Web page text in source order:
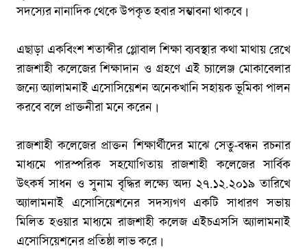
সদস্যের নানাদিক থেকে উপকৃত হবার সম্ভাবনা থাকবে।
এছাড়া একবিংশ শতাব্দীর গ্লোবাল শিক্ষা ব্যবস্থার কথা মাথায় রেখে
রাজশাহী কলেজের শিক্ষাদান ও গ্রহণে এই চ্যালেঞ্জ মোকাবেলার
জন্যে অ্যালামনাই এসোসিয়েশন অনেকখানি সহায়ক ভূমিকা পালন
করবে বলে প্রাক্তনীরা মনে করেন।
রাজশাহী কলেজের প্রাক্তন শিক্ষার্থীদের মাঝে সেতু-বন্ধন রচনার
মাধ্যমে পারস্পরিক সহযোগিতায় রাজশাহী কলেজের সার্বিক
উৎকর্ষ সাধন ও সুনাম বৃদ্ধির লক্ষ্যে অদ্য ২৭.১২.২০১৯ তারিখে
অ্যালামনাই এসোসিয়েশনের সদস্যগণ একটি সাধারণ সভায়
মিলিত হওয়ার মাধ্যমে রাজশাহী কলেজ এইচএসসি অ্যালামনাই
এসোসিয়েশনের প্রতিষ্ঠা লাভ করে।